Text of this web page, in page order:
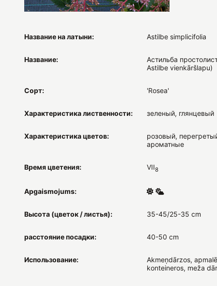
Название на латыни: Astilbe simplicifolia
Название:
Астильба
Astilbe vienkāršlapu)
Сорт: 'Rosea'
Характеристика лиственности: зеленый, глянцевый
Характеристика цветов:
розовый,
ароматные
Время цветения: VII8
Apgaismojums:
Высота (цветок / листья): 35-45/25-35 cm
расстояние посадки: 40-50 cm
Использование:
Akmeņdārzos,
konteineros, meža